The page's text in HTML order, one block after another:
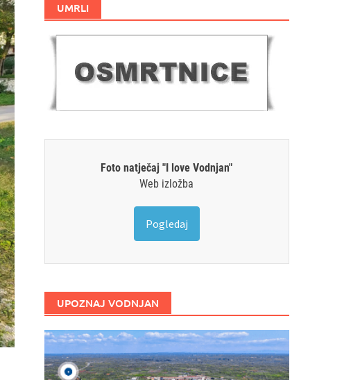
UMRLI
Foto natječaj "I love Vodnjan"
Web izložba
Pogledaj
UPOZNAJ VODNJAN